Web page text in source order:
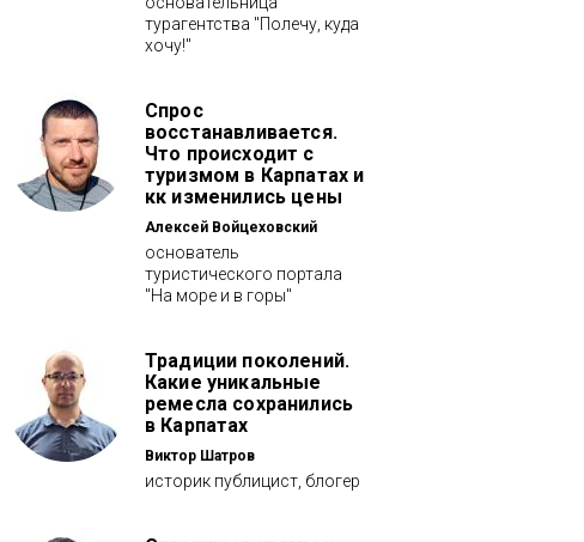
турагентства "Полечу, куда
хочу!"
Спрос
восстанавливается.
Что происходит с
туризмом в Карпатах и
кк изменились цены
Алексей Войцеховский
основатель
туристического портала
"На море и в горы"
Традиции поколений.
Какие уникальные
ремесла сохранились
в Карпатах
Виктор Шатров
историк публицист, блогер